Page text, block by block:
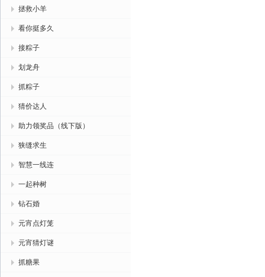
拯救小羊
看你挺多久
接粽子
划龙舟
抓粽子
猜价达人
助力领奖品（线下版）
狭缝求生
智慧一线连
一起种树
钻石婚
元宵点灯笼
元宵猜灯谜
抓糖果